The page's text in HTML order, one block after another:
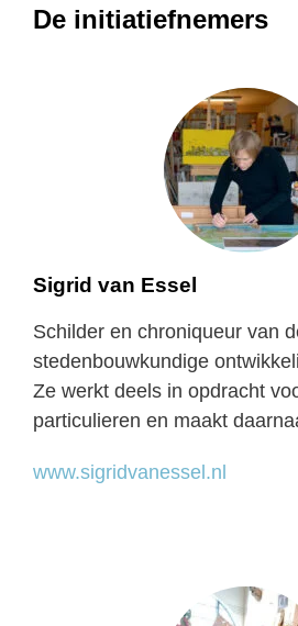
De initiatiefnemers
Sigrid van Essel
Schilder en chroniqueur van
stedenbouwkundige
Ze werkt deels in opdracht
particulieren en maakt
www.sigridvanessel.nl